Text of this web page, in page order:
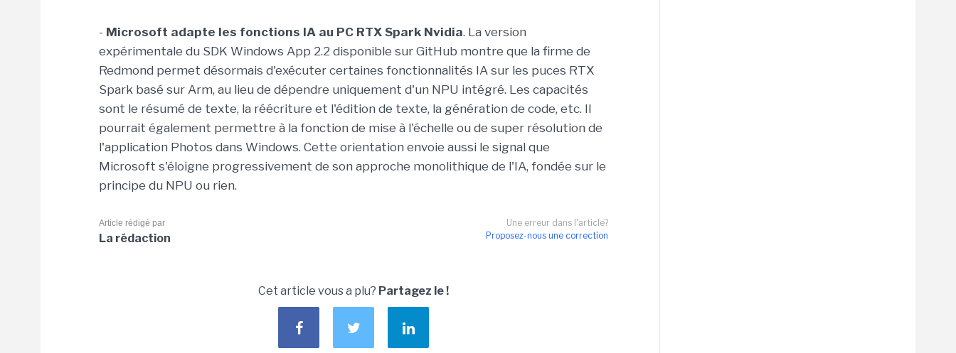
- Microsoft adapte les fonctions IA au PC RTX Spark Nvidia. La version
expérimentale du SDK Windows App 2.2 disponible sur GitHub montre que la firme de
Redmond permet désormais d'exécuter certaines fonctionnalités IA sur les puces RTX
Spark basé sur Arm, au lieu de dépendre uniquement d'un NPU intégré. Les capacités
sont le résumé de texte, la réécriture et l'édition de texte, la génération de code, etc. Il
pourrait également permettre à la fonction de mise à l'échelle ou de super résolution de
l'application Photos dans Windows. Cette orientation envoie aussi le signal que
Microsoft s'éloigne progressivement de son approche monolithique de l'IA, fondée sur le
principe du NPU ou rien.
Une erreur dans l'article?
Proposez-nous une correction
Article rédigé par
La rédaction
Cet article vous a plu? Partagez le !